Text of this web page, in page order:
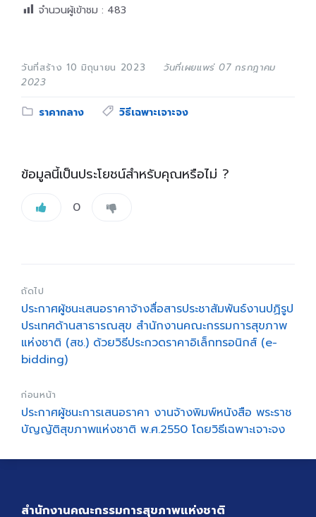
จำนวนผู้เข้าชม : 483
วันที่สร้าง 10 มิถุนายน 2023
วันที่เผยแพร่ 07 กรกฎาคม
2023
Category:
ราคากลาง Tags:
วิธีเฉพาะเจาะจง
ข้อมูลนี้เป็นประโยชน์สำหรับคุณหรือไม่ ?
0
ถัดไป
ประกาศผู้ชนะเสนอราคาจ้างสื่อสารประชาสัมพันธ์งานปฏิรูป
ประเทศด้านสาธารณสุข สำนักงานคณะกรรมการสุขภาพ
แห่งชาติ (สช.) ด้วยวิธีประกวดราคาอิเล็กทรอนิกส์ (e-
bidding)
ก่อนหน้า
ประกาศผู้ชนะการเสนอราคา งานจ้างพิมพ์หนังสือ พระราช
บัญญัติสุขภาพแห่งชาติ พ.ศ.2550 โดยวิธีเฉพาะเจาะจง
สำนักงานคณะกรรมการสุขภาพแห่งชาติ